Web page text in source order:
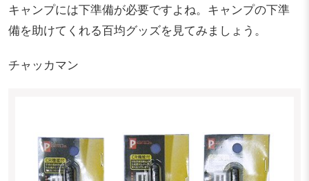
キャンプには下準備が必要ですよね。キャンプの下準
備を助けてくれる百均グッズを見てみましょう。
チャッカマン